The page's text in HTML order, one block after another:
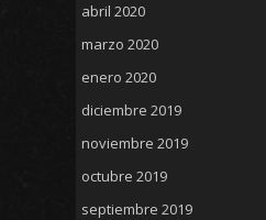
abril 2020
marzo 2020
enero 2020
diciembre 2019
noviembre 2019
octubre 2019
septiembre 2019